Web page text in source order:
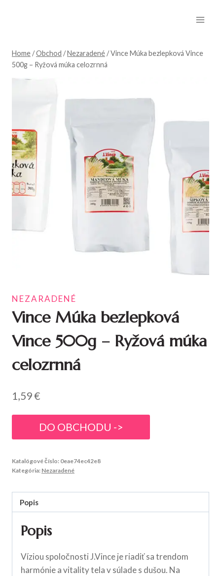
Home /Obchod /Nezaradené /Vince Múka bezlepková Vince
500g – Ryžová múka celozrnná
NEZARADENÉ
Vince Múka bezlepková
Vince 500g – Ryžová múka
celozrnná
1,59€
DO OBCHODU ->
Katalógové číslo: 0eae74ec42e8
Kategória: Nezaradené
Popis
Popis
Víziou spoločnosti J.Vince je riadiť sa trendom
harmónie a vitality tela v súlade s dušou. Na